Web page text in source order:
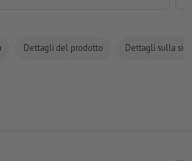
Dettagli del prodotto Dettagli sulla